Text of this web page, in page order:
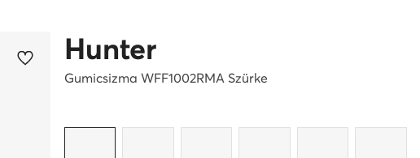
Hunter
Gumicsizma WFF1002RMA Szürke